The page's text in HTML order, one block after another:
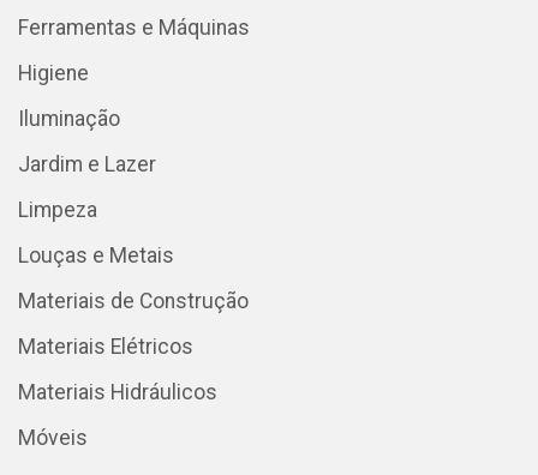
Ferramentas e Máquinas
Higiene
Iluminação
Jardim e Lazer
Limpeza
Louças e Metais
Materiais de Construção
Materiais Elétricos
Materiais Hidráulicos
Móveis